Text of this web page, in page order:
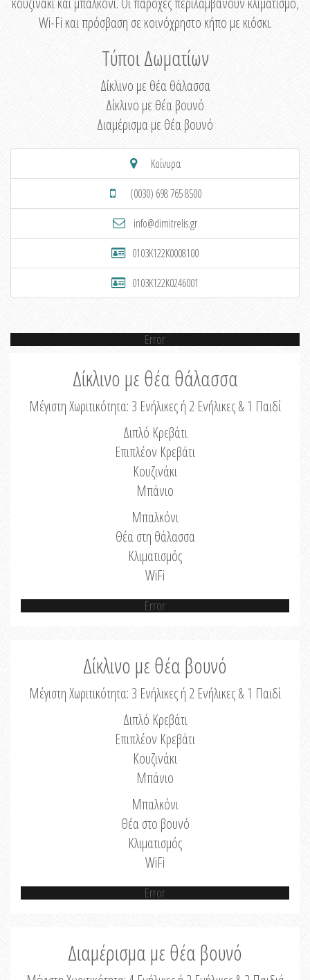
Wi-Fi και πρόσβαση σε κοινόχρηστο κήπο με κιόσκι.
Τύποι Δωματίων
Δίκλινο με θέα θάλασσα
Δίκλινο με θέα βουνό
Διαμέρισμα με θέα βουνό
Κοίνυρα
(0030) 698 765 8500
info@dimitrelis.gr
0103K122K0008100
0103K122K0246001
Error
Δίκλινο με θέα θάλασσα
Μέγιστη Χωριτικότητα: 3 Ενήλικες ή 2 Ενήλικες & 1 Παιδί
Διπλό Κρεβάτι
Επιπλέον Κρεβάτι
Κουζινάκι
Μπάνιο
Μπαλκόνι
Θέα στη θάλασσα
Κλιματισμός
WiFi
Error
Δίκλινο με θέα βουνό
Μέγιστη Χωριτικότητα: 3 Ενήλικες ή 2 Ενήλικες & 1 Παιδί
Διπλό Κρεβάτι
Επιπλέον Κρεβάτι
Κουζινάκι
Μπάνιο
Μπαλκόνι
Θέα στο βουνό
Κλιματισμός
WiFi
Error
Διαμέρισμα με θέα βουνό